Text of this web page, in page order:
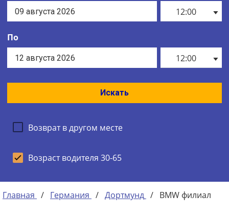
12:00
По
12:00
Искать
Возврат в другом месте
Возраст водителя 30-65
Главная / Германия / Дортмунд / BMW филиал